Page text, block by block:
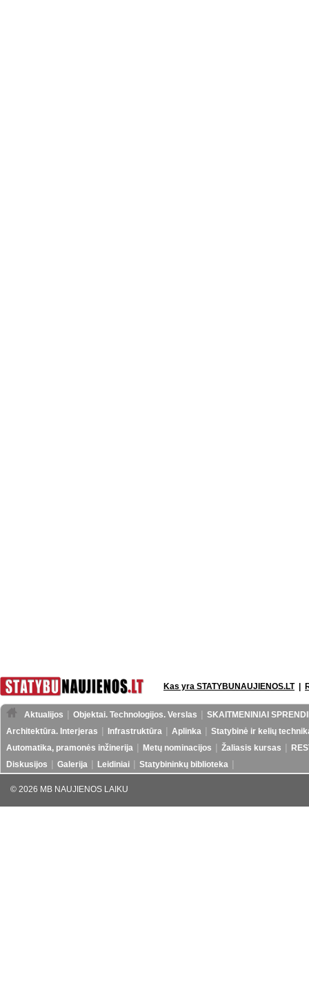
Kas yra STATYBUNAUJIENOS.LT|
Aktualijos Objektai. Technologijos. Verslas
SKAITMENINIAI
Architektūra. Interjeras
Infrastruktūra Aplinka
Statybinė ir kelių
Automatika, pramonės inžinerija
Metų nominacijos Žaliasis kursas
Diskusijos
Galerija Leidiniai Statybininkų biblioteka
© 2026 MB NAUJIENOS LAIKU